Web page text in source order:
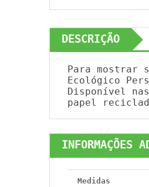
DESCRIÇÃO
Para mostrar
Ecológico
Disponível
papel
INFORMAÇÕES
Medidas